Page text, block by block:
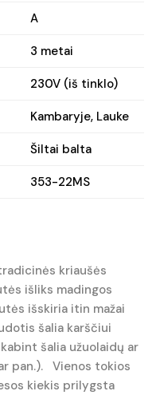
A
3 metai
230V (iš tinklo)
Kambaryje, Lauke
Šiltai balta
353-22MS
kriaušės
išliks madingos
išskiria itin mažai
šalia karščiui
šalia užuolaidų ar
pan.). Vienos tokios
kiekis prilygsta